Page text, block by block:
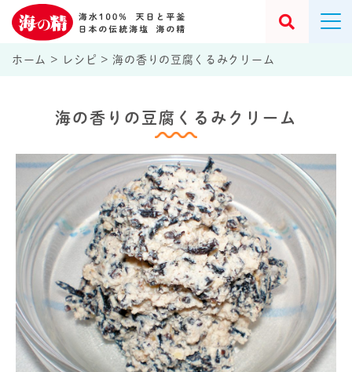
ホーム > レシピ >海の香りの豆腐くるみクリーム
海の香りの豆腐くるみクリーム